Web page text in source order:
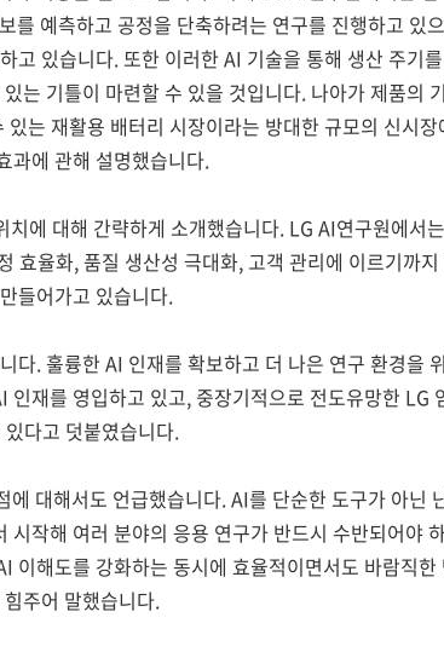
예측하고 공정을 단축하려는 연구를 진행하고 있
고 있습니다. 또한 이러한 AI 기술을 통해 생산 주기
는 기틀이 마련할 수 있을 것입니다. 나아가 제품의
는 재활용 배터리 시장이라는 방대한 규모의 신시
과에 관해 설명했습니다.
에 대해 간략하게 소개했습니다. LG AI연구원에서
효율화, 품질 생산성 극대화, 고객 관리에 이르기까
들어가고 있습니다.
다. 훌륭한 AI 인재를 확보하고 더 나은 연구 환경을
재를 영입하고 있고, 중장기적으로 전도유망한 LG
다고 덧붙였습니다.
대해서도 언급했습니다. AI를 단순한 도구가 아닌
작해 여러 분야의 응용 연구가 반드시 수반되어야
이해도를 강화하는 동시에 효율적이면서도 바람직한
주어 말했습니다.